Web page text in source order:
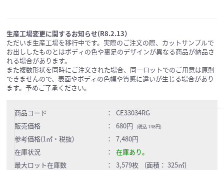
生産工場変更に関するお知らせ(R8.2.13）
ただいま生産工場を移行中です。実際のご注文の際、カットサンプルで
お出ししたものとはボディの色や裏足のデザインが異なる商品が納品さ
れる場合があります。
また複数形状を同時にご注文された場合、同一ロットでのご用意は原則
できませんので、表面やボディの色幅や質感に違いが生じる場合があり
ます。予めご了承ください。
商品コード ：
CE33034RG
販売価格
： 680円 (税込 748円)
参考価格(1㎡・税抜) ：
7,480円
在庫状況
：
在庫あり。
最大ロット在庫数
：
3,579枚 (面積： 325㎡)